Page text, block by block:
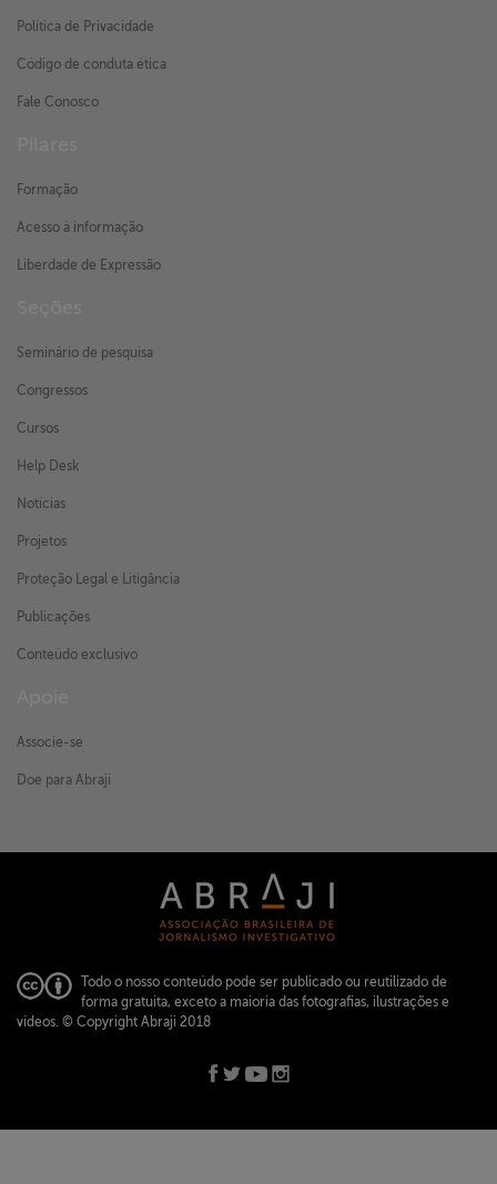
Política de Privacidade
Código de conduta ética
Fale Conosco
Formação
Acesso à informação
Liberdade de Expressão
Seminário de pesquisa
Congressos
Cursos
Help Desk
Notícias
Projetos
Proteção Legal e Litigância
Publicações
Conteúdo exclusivo
Associe-se
Doe para Abraji
Todo o nosso conteúdo pode ser publicado ou reutilizado de
forma gratuita, exceto a maioria das fotografias, ilustrações e
vídeos. © Copyright Abraji 2018